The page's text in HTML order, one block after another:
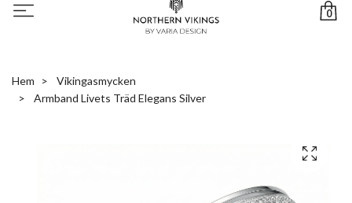
0
Hem
Vikingasmycken
Armband Livets Träd Elegans Silver